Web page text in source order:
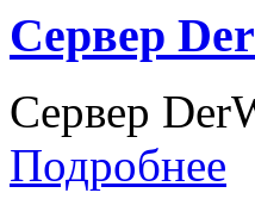
Сервер
Сервер
Подробнее